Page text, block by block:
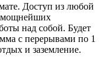
Доступ из любой
мощнейших
над собой. Будет
с перерывами по 1
и заземление.